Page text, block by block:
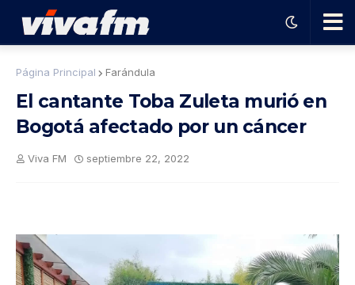
Ha
el
Página Principal Farándula
El cantante Toba Zuleta murió en
Bogotá afectado por un cáncer
Viva FM septiembre 22, 2022